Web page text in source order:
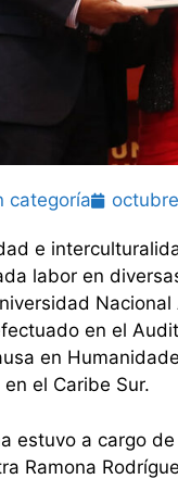
categoría
e
labor en
en el
en
el Caribe Sur.
estuvo a cargo
Ramona